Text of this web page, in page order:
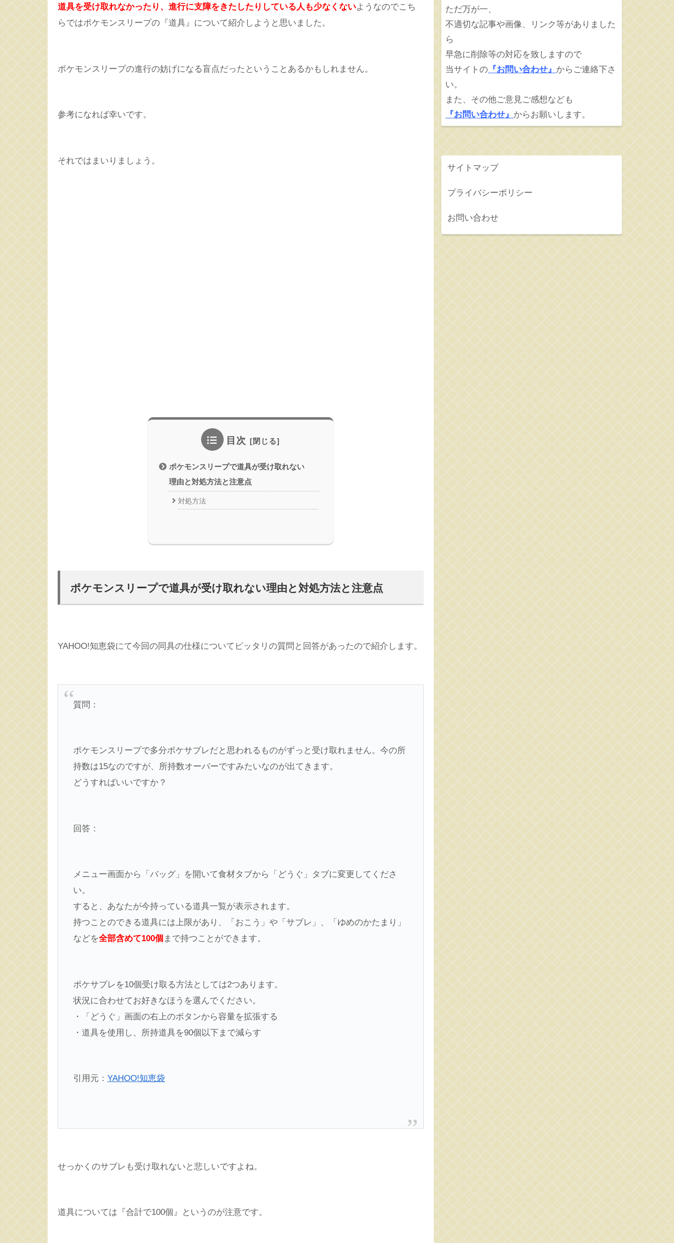
道具を受け取れなかったり、 進行に支障をきたしたりしている人も少なくないようなのでこち
らではポケモンスリープの『道具』について紹介しようと思いました。
ポケモンスリープの進行の妨げになる盲点だったということあるかもしれません。
参考になれば幸いです。
それではまいりましょう。
目次
ポケモンスリープで道具が受け取れない
理由と対処方法と注意点
対処方法
ポケモンスリープで道具が受け取れない理由と対処方法と注意点
YAHOO!知恵袋にて今回の同具の仕様についてピッタリの質問と回答があったので紹介します。
質問：
ポケモンスリープで多分ポケサブレだと思われるものがずっと受け取れません。今の所
持数は15なのですが、所持数オーバーですみたいなのが出てきます。
どうすればいいですか？
回答：
メニュー画面から「バッグ」を開いて食材タブから「どうぐ」タブに変更してくださ
い。
すると、あなたが今持っている道具一覧が表示されます。
持つことのできる道具には上限があり、「おこう」や「サブレ」、「ゆめのかたまり」
などを全部含めて100個 まで持つことができます。
ポケサブレを10個受け取る方法としては2つあります。
状況に合わせてお好きなほうを選んでください。
・「どうぐ」画面の右上のボタンから容量を拡張する
・道具を使用し、所持道具を90個以下まで減らす
引用元：YAHOO!知恵袋
せっかくのサブレも受け取れないと悲しいですよね。
道具については『合計で100個』というのが注意です。
ただ万が一、
不適切な記事や画像、リンク等がありました
ら
早急に削除等の対応を致しますので
当サイトの 『お問い合わせ』 からご連絡下さ
い。
また、その他ご意見ご感想なども
『お問い合わせ』 からお願いします。
サイトマップ
プライバシーポリシー
お問い合わせ